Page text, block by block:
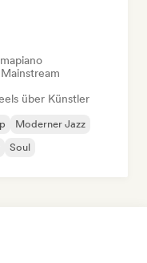
über Künstler
Moderner Jazz
Soul